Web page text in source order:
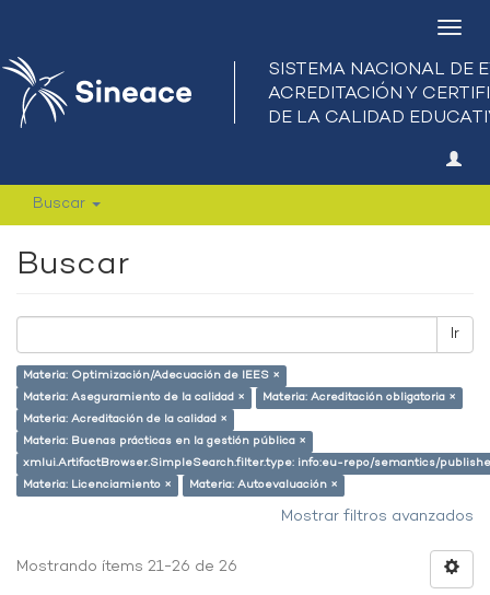
Buscar
Buscar
Ir
Materia: Optimización/Adecuación de IEES ×
Materia: Aseguramiento de la calidad ×
Materia: Acreditación obligatoria ×
Materia: Acreditación de la calidad ×
Materia: Buenas prácticas en la gestión pública ×
xmlui.ArtifactBrowser.SimpleSearch.filter.type: info:eu-repo/semantics/
Materia: Licenciamiento ×
Materia: Autoevaluación ×
Mostrar filtros avanzados
Mostrando ítems 21-26 de 26